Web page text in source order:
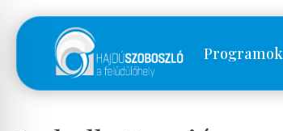
Programok